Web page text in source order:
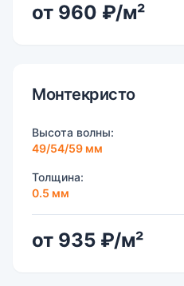
от 960 ₽/м²
Монтекристо
Высота волны:
49/54/59 мм
Толщина:
0.5 мм
от 935 ₽/м²